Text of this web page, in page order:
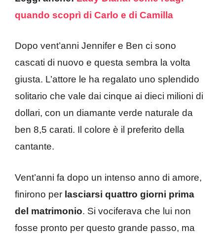
quando scoprì di Carlo e di Camilla
Dopo vent’anni Jennifer e Ben ci sono
cascati di nuovo e questa sembra la volta
giusta. L’attore le ha regalato uno splendido
solitario che vale dai cinque ai dieci milioni di
dollari, con un diamante verde naturale da
ben 8,5 carati. Il colore è il preferito della
cantante.
Vent’anni fa dopo un intenso anno di amore,
finirono per lasciarsi quattro giorni prima
del matrimonio. Si vociferava che lui non
fosse pronto per questo grande passo, ma